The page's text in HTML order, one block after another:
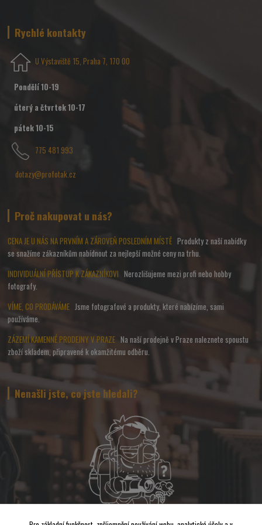
Rychlé kontakty
U Výstaviště 15, Praha 7, 170 00
Pondělí 10-19
úterý a čtvrtek 10-17
pátek 10-15
775 481 993
dotazy@profotak.cz
Proč nakupovat u nás?
CENA JE U NÁS NA PRVNÍM A ZÁROVEŇ POSLEDNÍM MÍSTĚ Produkty z naší nabídky
se snažíme zákazníkům nabídnout za nejlepší možné ceny na trhu.
INDIVIDUÁLNÍ PŘÍSTUP K ZÁKAZNÍKOVINerozlišujeme mezi profi nebo hobby
fotografy.
VÍME, CO PRODÁVÁME Jsme fotografové a produkty, které nabízíme, sami
používáme.
ZÁZEMÍ KAMENNÉ PRODEJNY V PRAZENa naší prodejně v Praze naleznete spoustu
zboží skladem, připravené k okamžitému odběru.
Nenašli jste, co jste hledali?